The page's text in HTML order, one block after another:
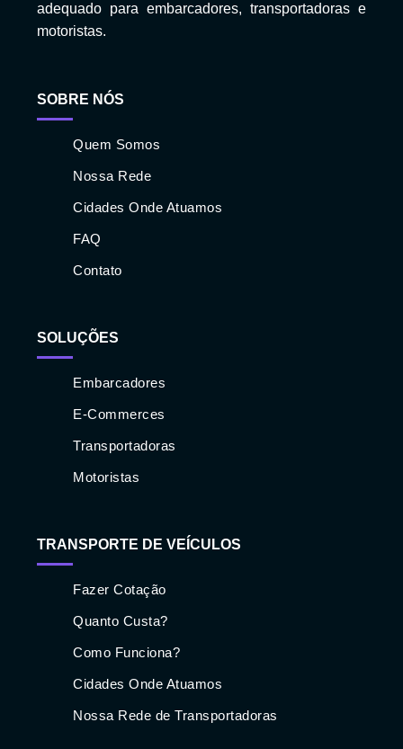
adequado para embarcadores, transportadoras e
motoristas.
SOBRE NÓS
Quem Somos
Nossa Rede
Cidades Onde Atuamos
FAQ
Contato
SOLUÇÕES
Embarcadores
E-Commerces
Transportadoras
Motoristas
TRANSPORTE DE VEÍCULOS
Fazer Cotação
Quanto Custa?
Como Funciona?
Cidades Onde Atuamos
Nossa Rede de Transportadoras